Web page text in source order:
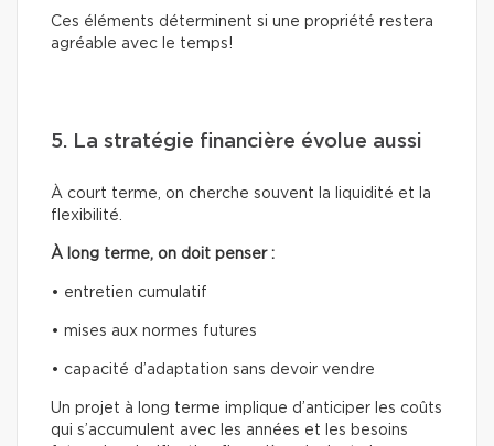
Ces éléments déterminent si une propriété restera
agréable avec le temps!
5. La stratégie financière évolue aussi
À court terme, on cherche souvent la liquidité et la
flexibilité.
À long terme, on doit penser :
• entretien cumulatif
• mises aux normes futures
• capacité d’adaptation sans devoir vendre
Un projet à long terme implique d’anticiper les coûts
qui s’accumulent avec les années et les besoins